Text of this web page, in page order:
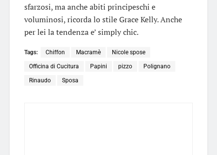
sfarzosi, ma anche abiti principeschi e
voluminosi, ricorda lo stile Grace Kelly. Anche
per lei la tendenza e’ simply chic.
Tags: Chiffon Macramè Nicole spose
Officina di Cucitura Papini pizzo Polignano
Rinaudo Sposa